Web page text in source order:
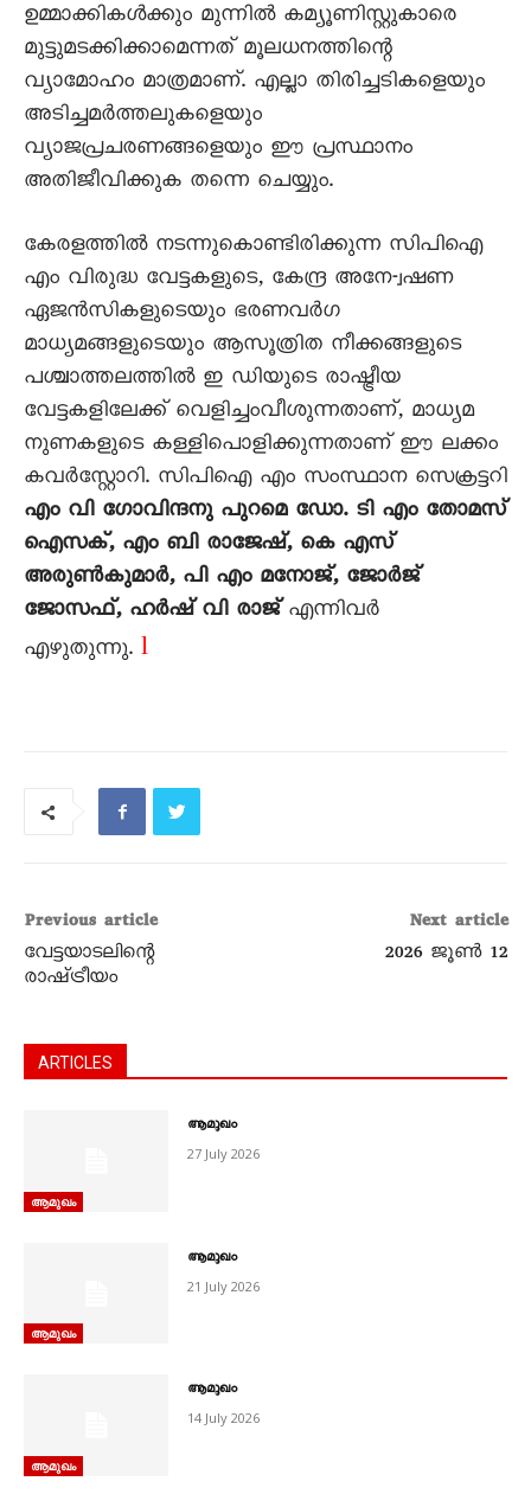
ഉമ്മാക്കികൾക്കും മുന്നിൽ കമ്യൂണിസ്റ്റുകാരെ
മുട്ടുമടക്കിക്കാമെന്നത് മൂലധനത്തിന്റെ
വ്യാമോഹം മാത്രമാണ്. എല്ലാ തിരിച്ചടികളെയും
അടിച്ചമർത്തലുകളെയും
വ്യാജപ്രചരണങ്ങളെയും ഈ പ്രസ്ഥാനം
അതിജീവിക്കുക തന്നെ ചെയ്യും.
കേരളത്തിൽ നടന്നുകൊണ്ടിരിക്കുന്ന സിപിഐ
എം വിരുദ്ധ വേട്ടകളുടെ, കേന്ദ്ര അനേ-്വഷണ
ഏജൻസികളുടെയും ഭരണവർഗ
മാധ്യമങ്ങളുടെയും ആസൂത്രിത നീക്കങ്ങളുടെ
പശ്ചാത്തലത്തിൽ ഇ ഡിയുടെ രാഷ്ട്രീയ
വേട്ടകളിലേക്ക് വെളിച്ചംവീശുന്നതാണ്, മാധ്യമ
നുണകളുടെ കള്ളിപൊളിക്കുന്നതാണ് ഈ ലക്കം
കവർസ്റ്റോറി. സിപിഐ എം സംസ്ഥാന സെക്രട്ടറി
എം വി ഗോവിന്ദനു പുറമെ ഡോ. ടി എം തോമസ്
ഐസക്, എം ബി രാജേഷ്, കെ എസ്
അരുൺകുമാർ, പി എം മനോജ്, ജോർജ്
ജോസഫ്, ഹർഷ് വി രാജ്എന്നിവർ
എഴുതുന്നു. l
Previous article
വേട്ടയാടലിന്റെ
രാഷ്‌ട്രീയം
Next article
2026 ജൂൺ 12
ARTICLES
ആമുഖം
ആമുഖം
27 July 2026
ആമുഖം
ആമുഖം
21 July 2026
ആമുഖം
ആമുഖം
14 July 2026